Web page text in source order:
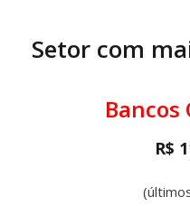
Setor com
Bancos
R$